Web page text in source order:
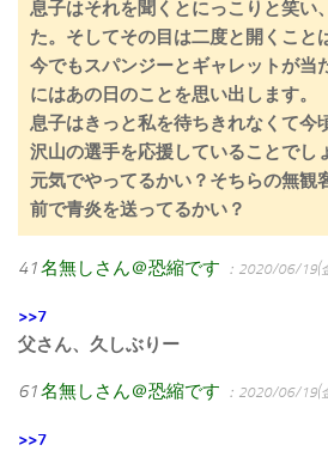
息子はそれを聞くとにっこりと笑い
た。そしてその目は二度と開くこと
今でもスパンジーとギャレットが当
にはあの日のことを思い出します。
息子はきっと私を待ちきれなくて今
沢山の選手を応援していることでし
元気でやってるかい？そちらの無観
前で青炎を送ってるかい？
41名無しさん＠恐縮です ：2020/06/19(
>>7
父さん、久しぶりー
61名無しさん＠恐縮です ：2020/06/19(
>>7